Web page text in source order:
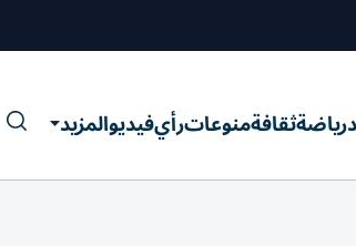
رياضةثقافةمنوعاترأيفيديوالمزيد